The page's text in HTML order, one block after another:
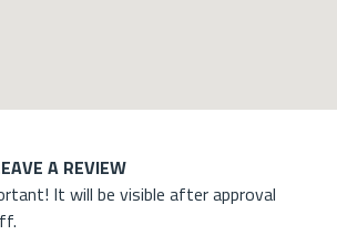
A REVIEW
It will be visible after approval